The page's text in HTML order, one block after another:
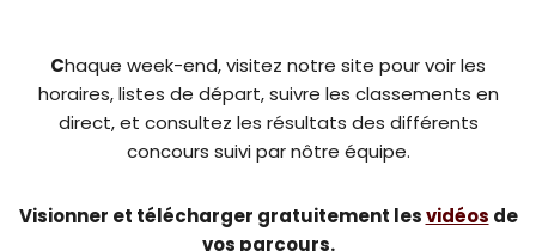
Chaque week-end, visitez notre site pour voir les
horaires, listes de départ, suivre les classements en
direct, et consultez les résultats des différents
concours suivi par nôtre équipe.
Visionner et télécharger gratuitement lesvidéos de
vos parcours.